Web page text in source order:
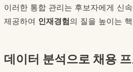
이러한 통합 관리는 후보자에게 신
제공하여 인재경험의 질을 높이는
데이터 분석으로 채용